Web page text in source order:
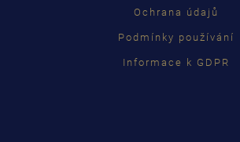
Ochrana údajů
Podmínky používání
Informace k GDPR